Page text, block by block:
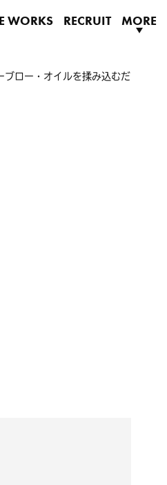
WORKS RECRUIT MORE
ブロー・オイルを揉み込むだ